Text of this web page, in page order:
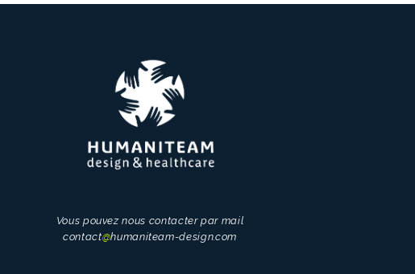
Vous pouvez nous contacter par mail
contact@humaniteam-design.com